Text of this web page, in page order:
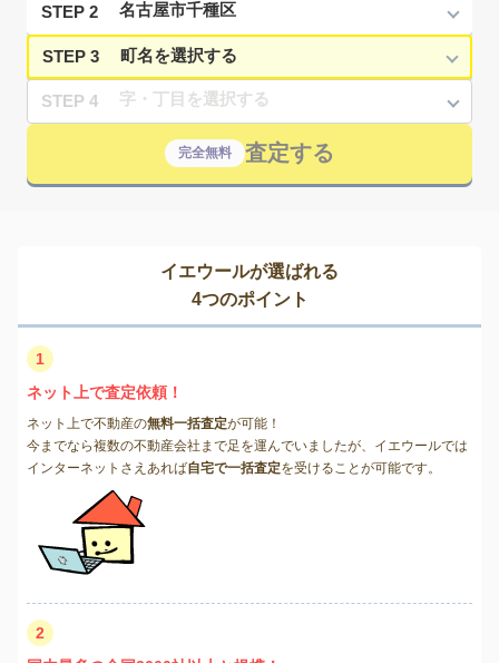
STEP 2
STEP 3
STEP 4
完全無料 査定する
イエウールが選ばれる
4つのポイント
1
ネット上で査定依頼！
ネット上で不動産の無料一括査定が可能！
今までなら複数の不動産会社まで足を運んでいましたが、イエウールでは
インターネットさえあれば自宅で一括査定を受けることが可能です。
2